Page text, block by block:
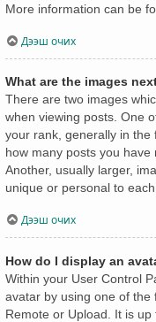
More information can be
Дээш очих
What are the images
There are two images
when viewing posts. One
your rank, generally in the
how many posts you have
Another, usually larger,
unique or personal to each
Дээш очих
How do I display an
Within your User Control
avatar by using one of the
Remote or Upload. It is